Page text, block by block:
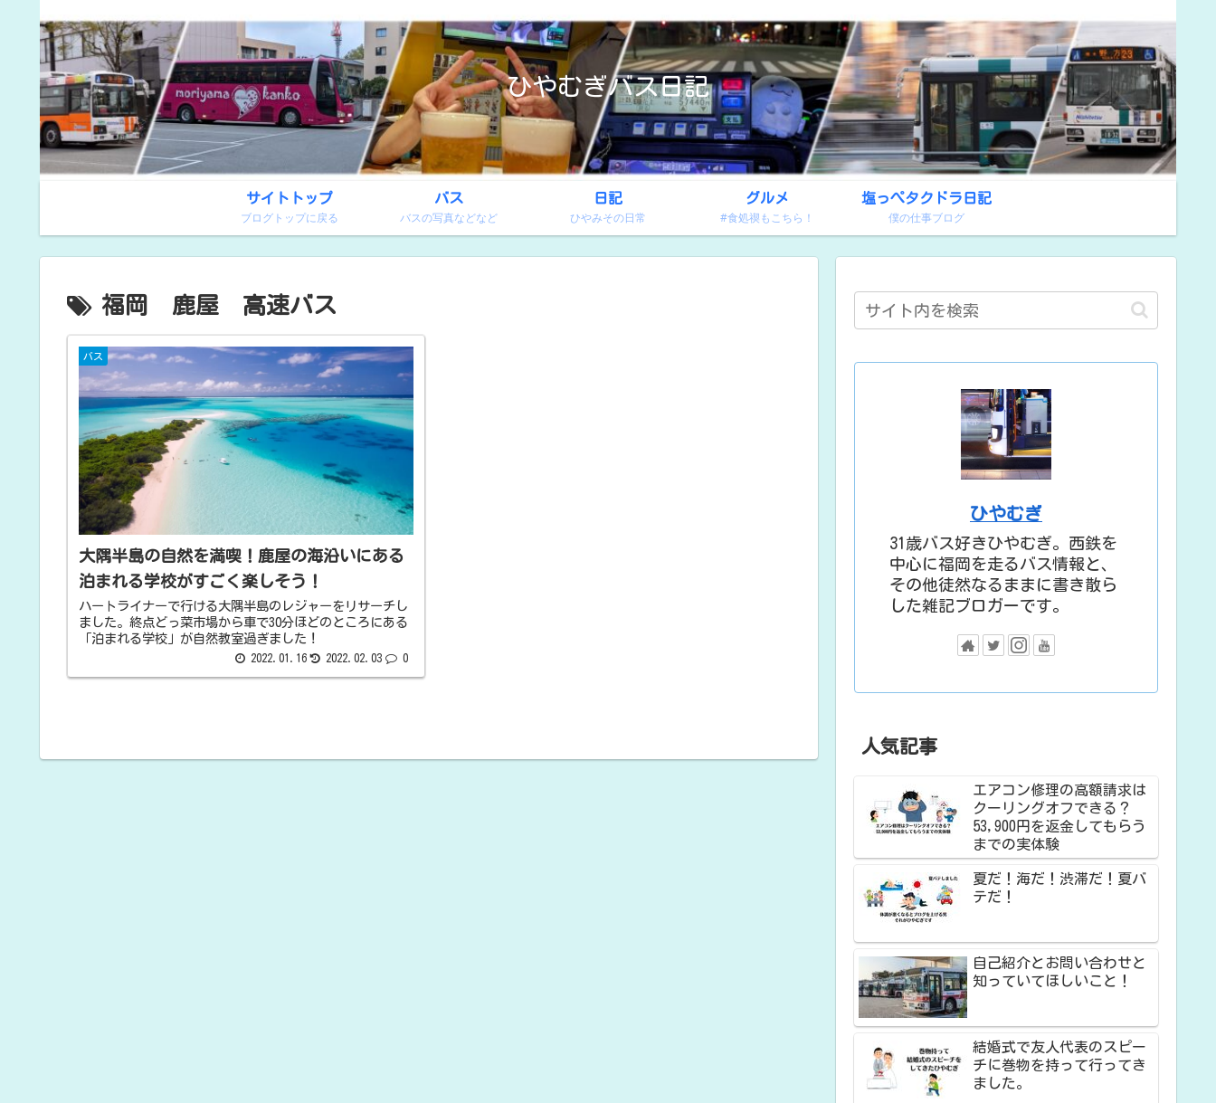
ひやむぎバス日記
サイトトップ
ブログトップに戻る
バス
バスの写真などなど
日記
ひやみその日常
グルメ
#食処禊もこちら！
塩っぺタクドラ日記
僕の仕事ブログ
福岡 鹿屋 高速バス
バス
大隅半島の自然を満喫！鹿屋の海沿いにある
泊まれる学校がすごく楽しそう！
ハートライナーで行ける大隅半島のレジャーをリサーチし
ました。終点どっ菜市場から車で30分ほどのところにある
「泊まれる学校」が自然教室過ぎました！
2022.01.16 2022.02.03 0
ひやむぎ
31歳バス好きひやむぎ。西鉄を
中心に福岡を走るバス情報と、
その他徒然なるままに書き散ら
した雑記ブロガーです。
人気記事
エアコン修理の高額請求は
クーリングオフできる？
53,900円を返金してもらう
までの実体験
夏だ！海だ！渋滞だ！夏バ
テだ！
自己紹介とお問い合わせと
知っていてほしいこと！
結婚式で友人代表のスピー
チに巻物を持って行ってき
ました。